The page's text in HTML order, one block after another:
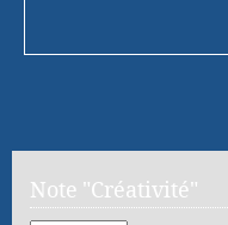
Note "Créativité"